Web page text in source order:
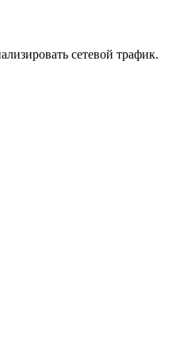
сетевой трафик.